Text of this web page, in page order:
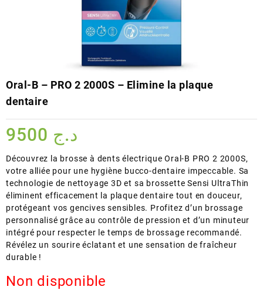
Oral-B – PRO 2 2000S – Elimine la plaque
dentaire
د.ج
Découvrez la brosse à dents électrique Oral-B PRO 2 2000S,
votre alliée pour une hygiène bucco-dentaire impeccable. Sa
technologie de nettoyage 3D et sa brossette Sensi UltraThin
éliminent efficacement la plaque dentaire tout en douceur,
protégeant vos gencives sensibles. Profitez d’un brossage
personnalisé grâce au contrôle de pression et d’un minuteur
intégré pour respecter le temps de brossage recommandé.
Révélez un sourire éclatant et une sensation de fraîcheur
durable !
Non disponible